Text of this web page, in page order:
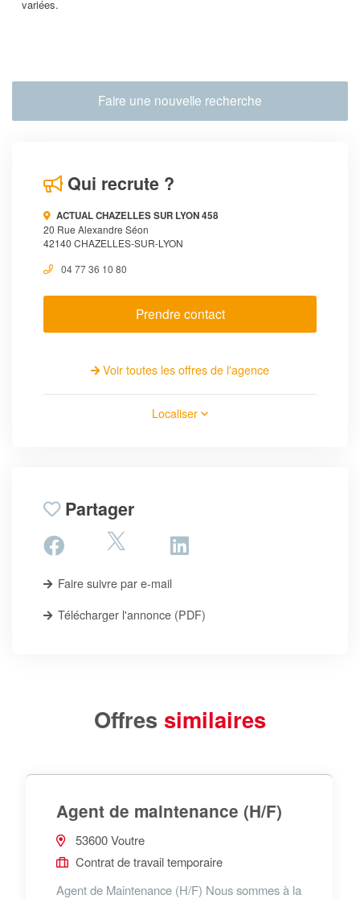
variées.
Faire une nouvelle recherche
Qui recrute ?
ACTUAL CHAZELLES SUR LYON 458
20 Rue Alexandre Séon
42140 CHAZELLES-SUR-LYON
04 77 36 10 80
Prendre contact
Voir toutes les offres de l'agence
Localiser
Partager
Faire suivre par e-mail
Télécharger l'annonce (PDF)
Offres similaires
Agent de maintenance (H/F)
53600 Voutre
Contrat de travail temporaire
Agent de Maintenance (H/F) Nous sommes à la